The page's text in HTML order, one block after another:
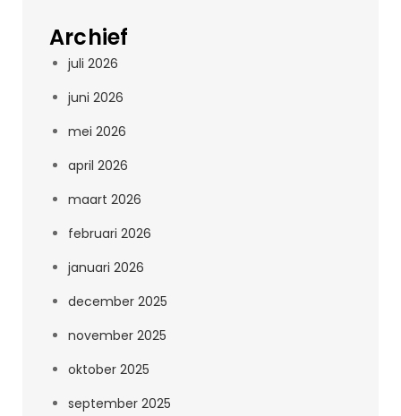
Archief
juli 2026
juni 2026
mei 2026
april 2026
maart 2026
februari 2026
januari 2026
december 2025
november 2025
oktober 2025
september 2025